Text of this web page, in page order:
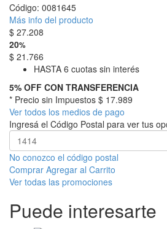
Código: 0081645
Más info del producto
$ 27.208
20%
$ 21.766
HASTA 6 cuotas sin interés
5% OFF CON TRANSFERENCIA
* Precio sin Impuestos $ 17.989
Ver todos los medios de pago
Ingresá el Código Postal para ver tus
No conozco el código postal
Comprar Agregar al Carrito
Ver todas las promociones
Puede interesarte